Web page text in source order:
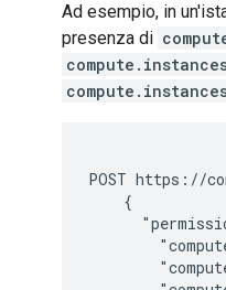
Ad esempio, in
presenza di
POST https://
    {